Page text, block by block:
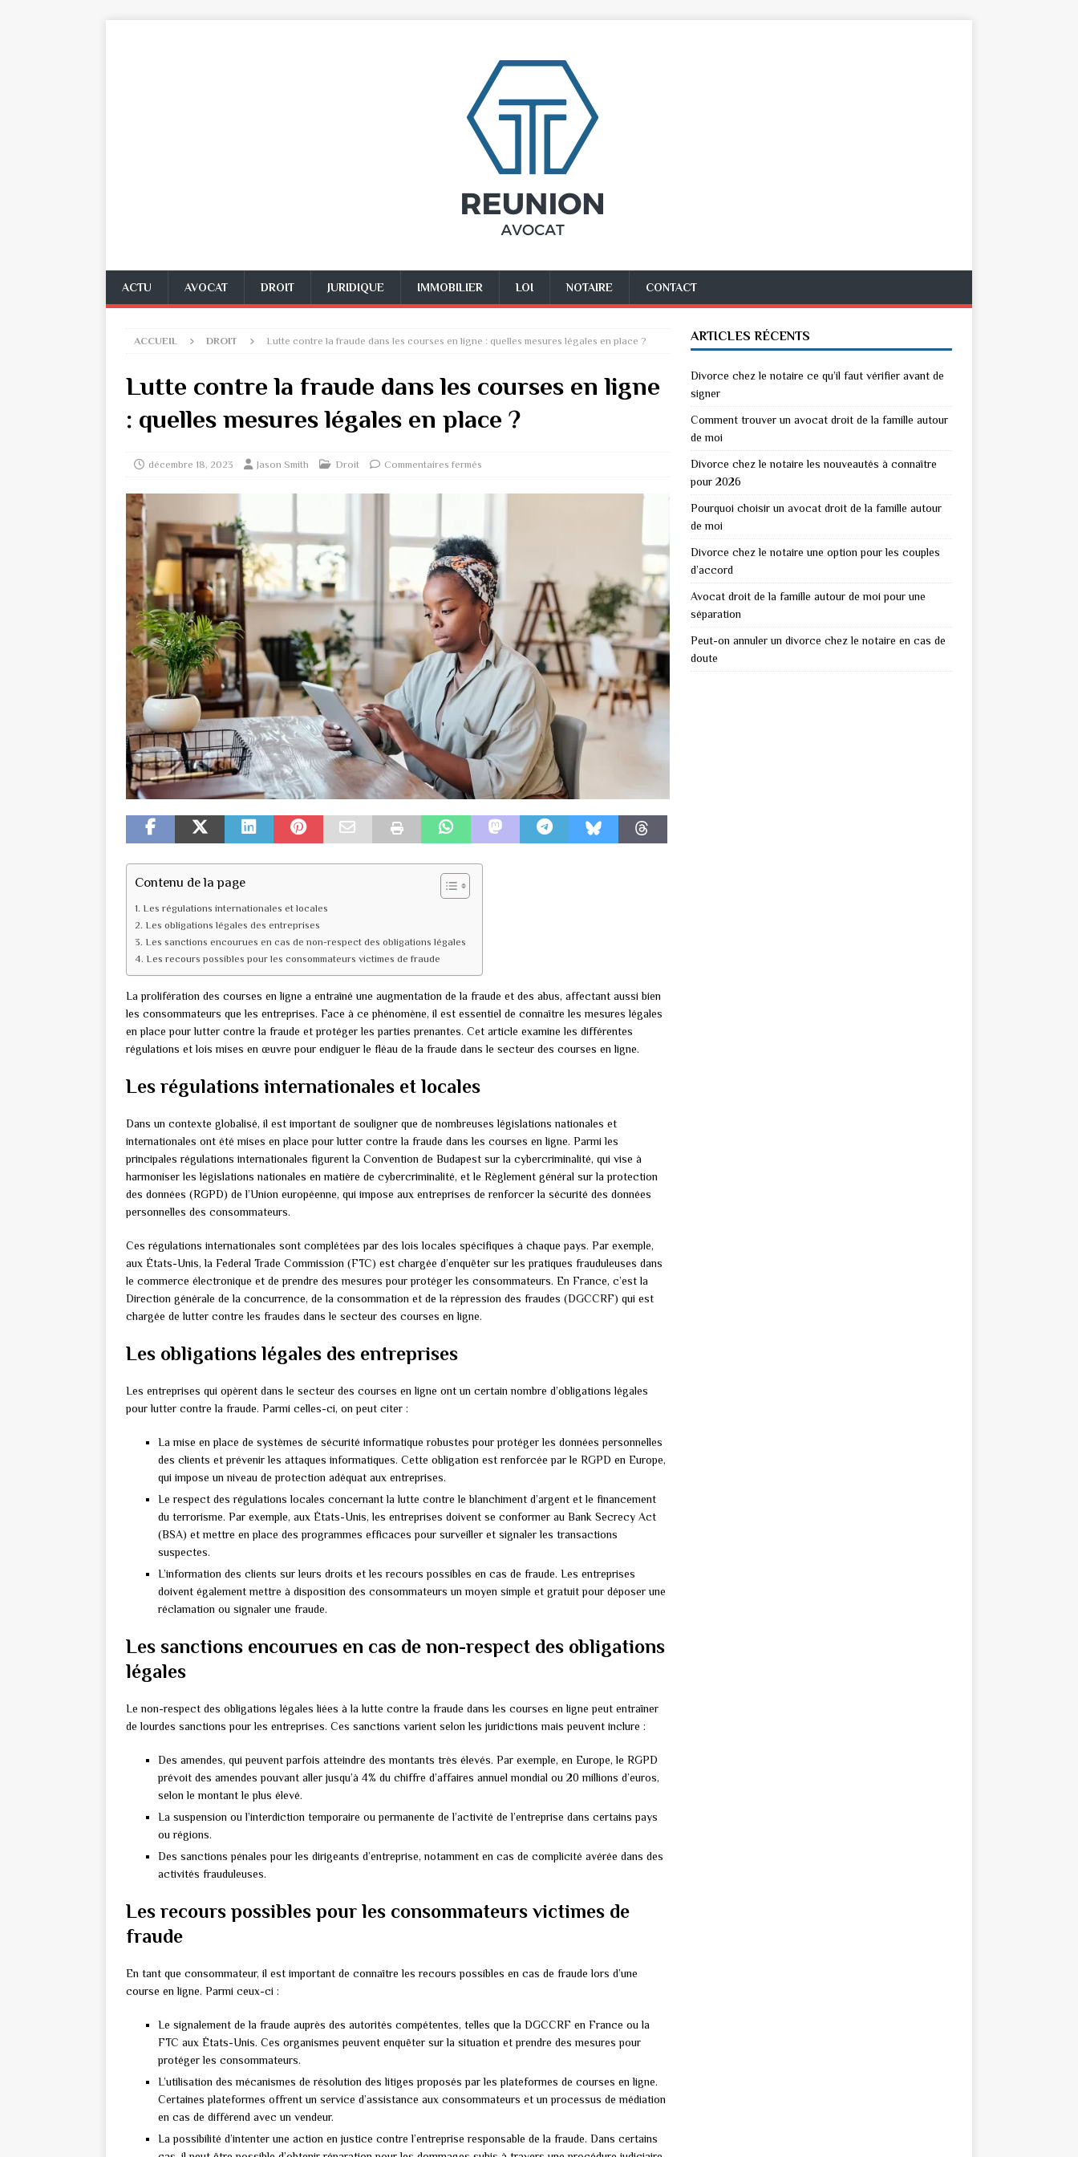
ACTU AVOCAT DROIT JURIDIQUE IMMOBILIER LOI NOTAIRE CONTACT
ACCUEIL DROIT Lutte contre la fraude dans les courses en ligne : quelles mesures légales en place ?
Lutte contre la fraude dans les courses en ligne
: quelles mesures légales en place ?
décembre 18, 2023 Jason Smith Droit Commentaires fermés
Contenu de la page
Les régulations internationales et locales
Les obligations légales des entreprises
Les sanctions encourues en cas de non-respect des obligations légales
Les recours possibles pour les consommateurs victimes de fraude
La prolifération des courses en ligne a entraîné une augmentation de la fraude et des abus, affectant aussi bien
les consommateurs que les entreprises. Face à ce phénomène, il est essentiel de connaître les mesures légales
en place pour lutter contre la fraude et protéger les parties prenantes. Cet article examine les différentes
régulations et lois mises en œuvre pour endiguer le fléau de la fraude dans le secteur des courses en ligne.
Les régulations internationales et locales
Dans un contexte globalisé, il est important de souligner que de nombreuses législations nationales et
internationales ont été mises en place pour lutter contre la fraude dans les courses en ligne. Parmi les
principales régulations internationales figurent la Convention de Budapest sur la cybercriminalité, qui vise à
harmoniser les législations nationales en matière de cybercriminalité, et le Règlement général sur la protection
des données (RGPD) de l’Union européenne, qui impose aux entreprises de renforcer la sécurité des données
personnelles des consommateurs.
Ces régulations internationales sont complétées par des lois locales spécifiques à chaque pays. Par exemple,
aux États-Unis, la Federal Trade Commission (FTC) est chargée d’enquêter sur les pratiques frauduleuses dans
le commerce électronique et de prendre des mesures pour protéger les consommateurs. En France, c’est la
Direction générale de la concurrence, de la consommation et de la répression des fraudes (DGCCRF) qui est
chargée de lutter contre les fraudes dans le secteur des courses en ligne.
Les obligations légales des entreprises
Les entreprises qui opèrent dans le secteur des courses en ligne ont un certain nombre d’obligations légales
pour lutter contre la fraude. Parmi celles-ci, on peut citer :
La mise en place de systèmes de sécurité informatique robustes pour protéger les données personnelles
des clients et prévenir les attaques informatiques. Cette obligation est renforcée par le RGPD en Europe,
qui impose un niveau de protection adéquat aux entreprises.
Le respect des régulations locales concernant la lutte contre le blanchiment d’argent et le financement
du terrorisme. Par exemple, aux États-Unis, les entreprises doivent se conformer au Bank Secrecy Act
(BSA) et mettre en place des programmes efficaces pour surveiller et signaler les transactions
suspectes.
L’information des clients sur leurs droits et les recours possibles en cas de fraude. Les entreprises
doivent également mettre à disposition des consommateurs un moyen simple et gratuit pour déposer une
réclamation ou signaler une fraude.
Les sanctions encourues en cas de non-respect des obligations
légales
Le non-respect des obligations légales liées à la lutte contre la fraude dans les courses en ligne peut entraîner
de lourdes sanctions pour les entreprises. Ces sanctions varient selon les juridictions mais peuvent inclure :
Des amendes, qui peuvent parfois atteindre des montants très élevés. Par exemple, en Europe, le RGPD
prévoit des amendes pouvant aller jusqu’à 4% du chiffre d’affaires annuel mondial ou 20 millions d’euros,
selon le montant le plus élevé.
La suspension ou l’interdiction temporaire ou permanente de l’activité de l’entreprise dans certains pays
ou régions.
Des sanctions pénales pour les dirigeants d’entreprise, notamment en cas de complicité avérée dans des
activités frauduleuses.
Les recours possibles pour les consommateurs victimes de
fraude
En tant que consommateur, il est important de connaître les recours possibles en cas de fraude lors d’une
course en ligne. Parmi ceux-ci :
Le signalement de la fraude auprès des autorités compétentes, telles que la DGCCRF en France ou la
FTC aux États-Unis. Ces organismes peuvent enquêter sur la situation et prendre des mesures pour
protéger les consommateurs.
L’utilisation des mécanismes de résolution des litiges proposés par les plateformes de courses en ligne.
Certaines plateformes offrent un service d’assistance aux consommateurs et un processus de médiation
en cas de différend avec un vendeur.
La possibilité d’intenter une action en justice contre l’entreprise responsable de la fraude. Dans certains
ARTICLES RÉCENTS
Divorce chez le notaire ce qu’il faut vérifier avant de
signer
Comment trouver un avocat droit de la famille autour
de moi
Divorce chez le notaire les nouveautés à connaître
pour 2026
Pourquoi choisir un avocat droit de la famille autour
de moi
Divorce chez le notaire une option pour les couples
d’accord
Avocat droit de la famille autour de moi pour une
séparation
Peut-on annuler un divorce chez le notaire en cas de
doute